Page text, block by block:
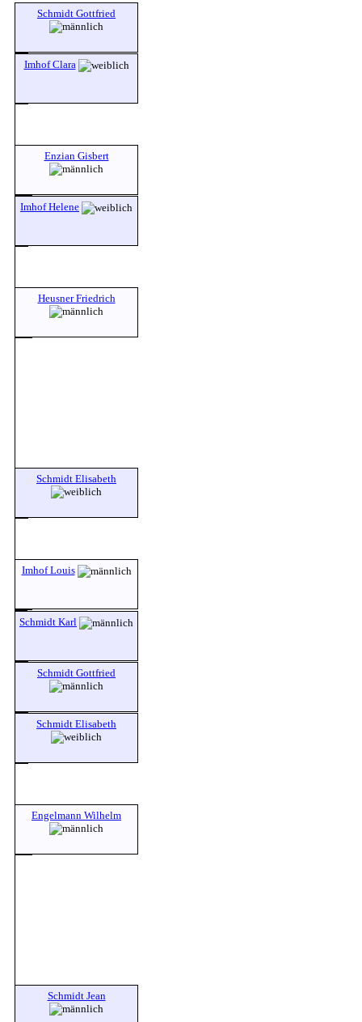
Schmidt Gottfried
Imhof Clara
Enzian Gisbert
Imhof Helene
Heusner Friedrich
Schmidt Elisabeth
Imhof Louis
Schmidt Karl
Schmidt Gottfried
Schmidt Elisabeth
Engelmann Wilhelm
Schmidt Jean